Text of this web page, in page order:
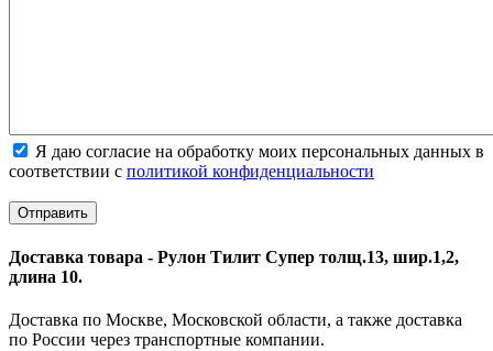
Я даю согласие на обработку моих персональных данных в
соответствии с политикой конфиденциальности
Доставка товара - Рулон Тилит Супер толщ.13, шир.1,2,
длина 10.
Доставка по Москве, Московской области, а также доставка
по России через транспортные компании.